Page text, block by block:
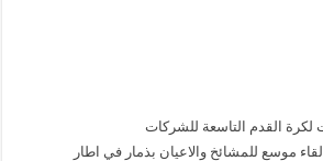
لكرة القدم التاسعة للشركات
موسع للمشائخ والاعيان بذمار في اطار